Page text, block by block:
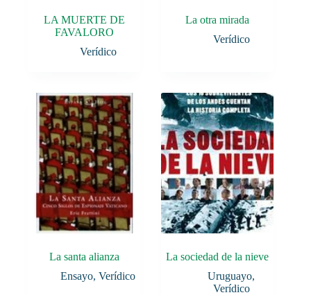
LA MUERTE DE
FAVALORO
Verídico
La otra mirada
Verídico
La santa alianza
Ensayo,Verídico
La sociedad de la nieve
Uruguayo,
Verídico